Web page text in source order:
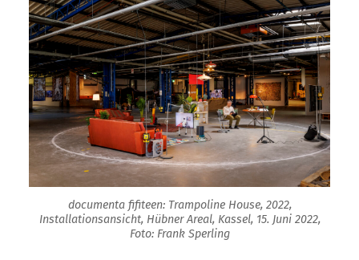
documenta fifiteen: Trampoline House, 2022,
Installationsansicht, Hübner Areal, Kassel, 15. Juni 2022,
Foto: Frank Sperling